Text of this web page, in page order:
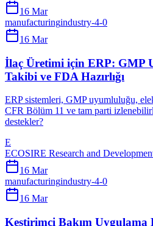
16 Mar
manufacturingindustry-4-0
16 Mar
İlaç Üretimi için ERP: GMP
Takibi ve FDA Hazırlığı
ERP sistemleri, GMP uyumluluğu,
CFR Bölüm 11 ve tam parti
destekler?
E
ECOSIRE Research and
16 Mar
manufacturingindustry-4-0
16 Mar
Kestirimci Bakım Uygulama